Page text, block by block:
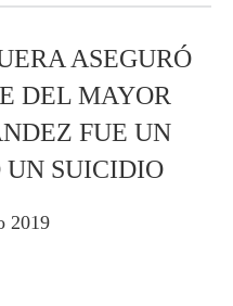
ASEGURÓ
DEL MAYOR
FUE UN
UN SUICIDIO
2019